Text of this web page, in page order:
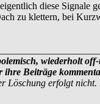
diese Signale
zu klettern, bei
wiederholt
Beiträge
Löschung erfolgt